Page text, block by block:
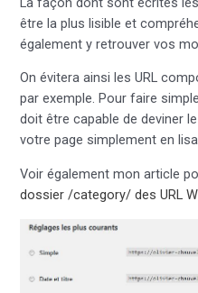
être la plus lisible et
également y retrouver vos
On évitera ainsi les URL
par exemple. Pour faire
doit être capable de deviner
votre page simplement en
Voir également mon article
dossier /category/ des URL